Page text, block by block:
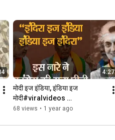
4:27
मोदी इज इंडिया, इंडिया इज
मोदी#viralvideos
#trendingreels #रील्स
#modi
68 views • 1 year ago